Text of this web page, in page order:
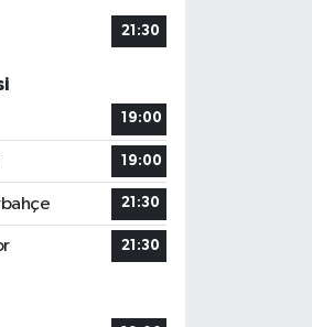
21:30
19:00
19:00
21:30
21:30